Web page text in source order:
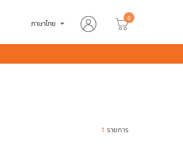
ภาษาไทย arrow_drop_down
0
1 รายการ